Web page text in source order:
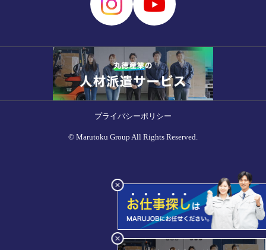
プライバシーポリシー
© Marutoku Group All Rights Reserved.